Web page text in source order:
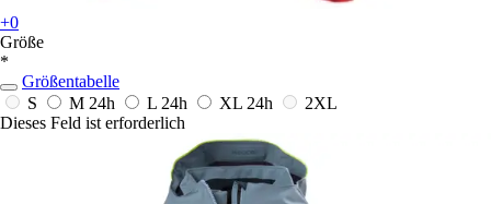
+0
Größe
*
Größentabelle
S
M 24h L 24h XL 24h
2XL
Dieses Feld ist erforderlich